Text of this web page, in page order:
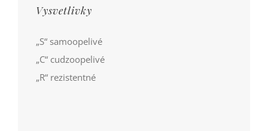
Vysvetlivky
„S“ samoopelivé
„C“ cudzoopelivé
„R“ rezistentné